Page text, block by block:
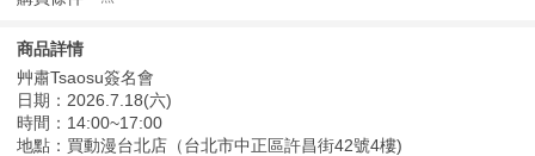
商品詳情
艸肅Tsaosu簽名會
日期：2026.7.18(六)
時間：14:00~17:00
地點：買動漫台北店（台北市中正區許昌街42號4樓)